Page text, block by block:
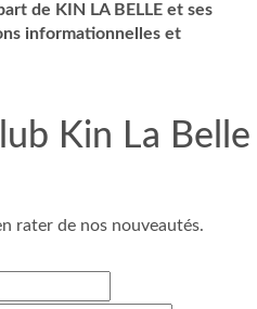
de KIN LA BELLE et ses
informationnelles et
Kin La Belle
rater de nos nouveautés.